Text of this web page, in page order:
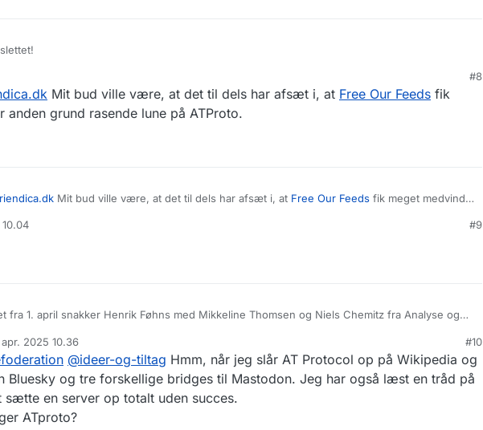
#8
Mit bud ville være, at det til dels har afsæt i, at Free Our Feeds fik
grund rasende lune på ATProto.
Mit bud ville være, at det til dels har afsæt i, at Free Our Feeds fik meget medvind -
#9
fra 1. april snakker Henrik Føhns med Mikkeline Thomsen og Niels Chemitz fra Analyse og
på Facebook faktisk fungerer ret godt, ifølge data fra Analyse og Tal.
som jeg forstår det, pga dataportabiliteten, og mulighederne for brugerdrevet moderation,
Deres målsætninger lyde rigtig lovende, og jeg håber det lykkes for dem.
Niels, eller værten nævner ActivityPub, og det undrer mig da en smule. Det virker ikke som
en protokol der er særlig meget på sinde, hos de mennesker der går og tænker over, at
Er det fordi der er noget jeg ikke har forstået? Er ActivityPub ikke relevant i de services
og tilbyde? Har de afskrevet ActivityPub af en eller anden årsag jeg ikke bekendt med, og
d. 28. april 14-17 i IDA på Kalvebod Brygge der hedder "Sociale medier: Næste
arrangementer-og-kurser…
2025 10.36
af
#10
@ideer-og-tiltag Hmm, når jeg slår AT Protocol op på Wikipedia og
Bluesky og tre forskellige bridges til Mastodon. Jeg har også læst en tråd på
en server op totalt uden succes.
ATproto?